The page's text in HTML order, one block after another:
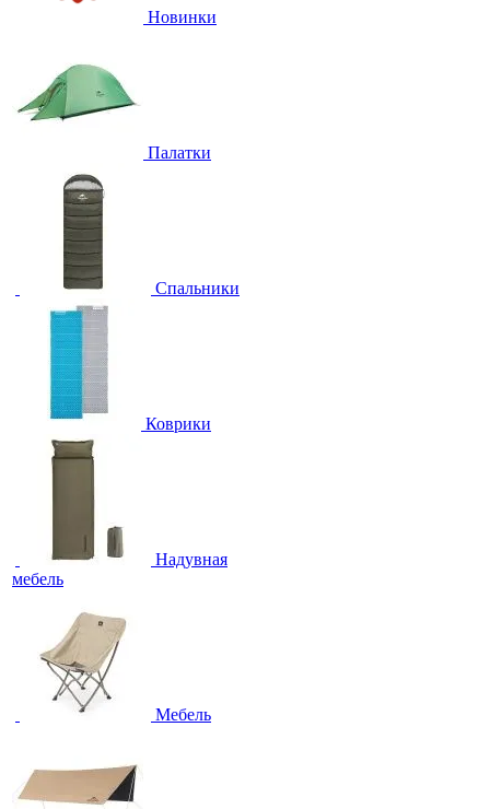
Новинки
Палатки
Спальники
Коврики
Надувная
мебель
Мебель